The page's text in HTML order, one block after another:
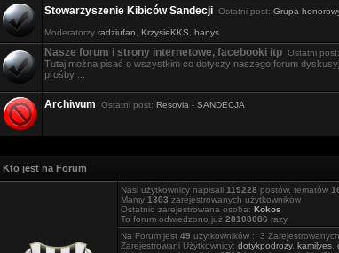
Stowarzyszenie Kibiców Sandecji Ostatni post: Grupa
Moderatorzy radziufan KrzysieKKS hanys
Nasze forum i strony internetowe, facebooki itp Ostatni post:
Tutaj można pisać o wszystkim co dotyczy naszego forum
prośby ...
Archiwum Ostatni post: Resovia - SANDECJA
Kto jest na Forum
Nasi użytkownicy napisali 119228 postów, tematów
Mamy 1303 zarejestrowanych użytkowników
Ostatnio zarejestrowana osoba: Kokos
To forum odwiedzono już 28108086 razy
Na Forum jest 49 użytkowników :: 3
Zarejestrowani Użytkownicy: dotykpodrozy, kamilyes